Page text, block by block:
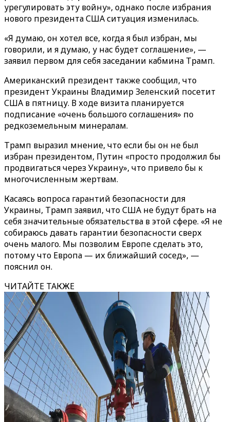
урегулировать эту войну», однако после избрания
нового президента США ситуация изменилась.
«Я думаю, он хотел все, когда я был избран, мы
говорили, и я думаю, у нас будет соглашение», —
заявил первом для себя заседании кабмина Трамп.
Американский президент также сообщил, что
президент Украины Владимир Зеленский посетит
США в пятницу. В ходе визита планируется
подписание «очень большого соглашения» по
редкоземельным минералам.
Трамп выразил мнение, что если бы он не был
избран президентом, Путин «просто продолжил бы
продвигаться через Украину», что привело бы к
многочисленным жертвам.
Касаясь вопроса гарантий безопасности для
Украины, Трамп заявил, что США не будут брать на
себя значительные обязательства в этой сфере. «Я не
собираюсь давать гарантии безопасности сверх
очень малого. Мы позволим Европе сделать это,
потому что Европа — их ближайший сосед», —
пояснил он.
ЧИТАЙТЕ ТАКЖЕ